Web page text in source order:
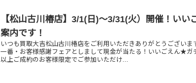
【松山古川椿店】3/1(日)～3/31(火）開催！い
案内です！
いつも買取大吉松山古川椿店をご利用いただきありがとうござい
一番・お客様感謝フェアとしまして現金が当たる！いいごえん★ガ
以上ご成約のお客様限定でご参加いただけ...